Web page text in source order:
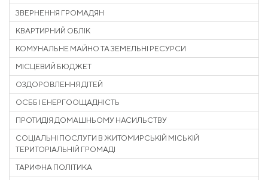
ЗВЕРНЕННЯ ГРОМАДЯН
КВАРТИРНИЙ ОБЛІК
КОМУНАЛЬНЕ МАЙНО ТА ЗЕМЕЛЬНІ РЕСУРСИ
МІСЦЕВИЙ БЮДЖЕТ
ОЗДОРОВЛЕННЯ ДІТЕЙ
ОСББ І ЕНЕРГООЩАДНІСТЬ
ПРОТИДІЯ ДОМАШНЬОМУ НАСИЛЬСТВУ
СОЦІАЛЬНІ ПОСЛУГИ В ЖИТОМИРСЬКІЙ МІСЬКІЙ
ТЕРИТОРІАЛЬНІЙ ГРОМАДІ
ТАРИФНА ПОЛІТИКА